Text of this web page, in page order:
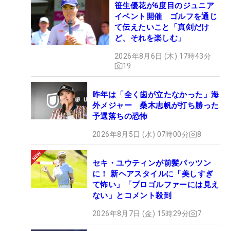
笹生優花が6度目のジュニア
イベント開催 ゴルフを通じ
て伝えたいこと「真剣だけ
ど、それを楽しむ」
2026年8月6日 (木) 17時43分
19
昨年は「全く歯が立たなかった」海
外メジャー 桑木志帆が打ち勝った
予選落ちの恐怖
2026年8月5日 (水) 07時00分 8
セキ・ユウティンが前髪パッツン
に！ 新ヘアスタイルに「美しすぎ
て怖い」「プロゴルファーには見え
ない」とコメント殺到
2026年8月7日 (金) 15時29分 7